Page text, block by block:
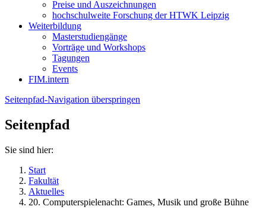
Preise und Auszeichnungen
hochschulweite Forschung der HTWK Leipzig
Weiterbildung
Masterstudiengänge
Vorträge und Workshops
Tagungen
Events
FIM.intern
Seitenpfad-Navigation überspringen
Seitenpfad
Sie sind hier:
Start
Fakultät
Aktuelles
20. Computerspielenacht: Games, Musik und große Bühne